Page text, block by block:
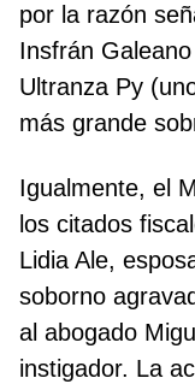
por la razón
Insfrán
Ultranza Py
más grande
Igualmente, el
los citados
Lidia Ale,
soborno
al abogado
instigador. La